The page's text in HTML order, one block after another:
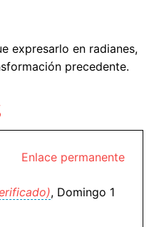
expresarlo en radianes,
precedente.
Enlace permanente
, Domingo 1